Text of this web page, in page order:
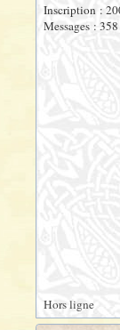
Inscription :
Messages : 358
Hors ligne